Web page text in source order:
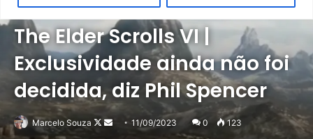
Notícias Outros
The Elder Scrolls VI |
Exclusividade ainda não foi
decidida, diz Phil Spencer
Marcelo Souza
Follow
Mande11/09/2023 0 123